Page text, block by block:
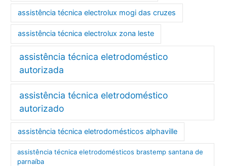
assistência técnica electrolux mogi das cruzes
assistência técnica electrolux zona leste
assistência técnica eletrodoméstico
autorizada
assistência técnica eletrodoméstico
autorizado
assistência técnica eletrodomésticos alphaville
assistência técnica eletrodomésticos brastemp santana de
parnaíba